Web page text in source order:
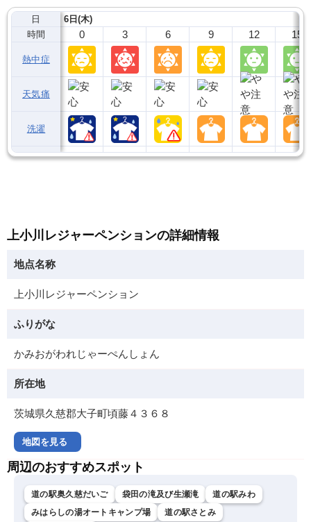
日
時間
熱中症
天気痛
洗濯
6日(木)
0 3 6 9 12 15
上小川レジャーペンションの詳細情報
地点名称
上小川レジャーペンション
ふりがな
かみおがわれじゃーぺんしょん
所在地
茨城県久慈郡大子町頃藤４３６８
地図を見る
周辺のおすすめスポット
道の駅奥久慈だいご 袋田の滝及び生瀬滝
道の駅みわ
みはらしの湯オートキャンプ場
道の駅さとみ